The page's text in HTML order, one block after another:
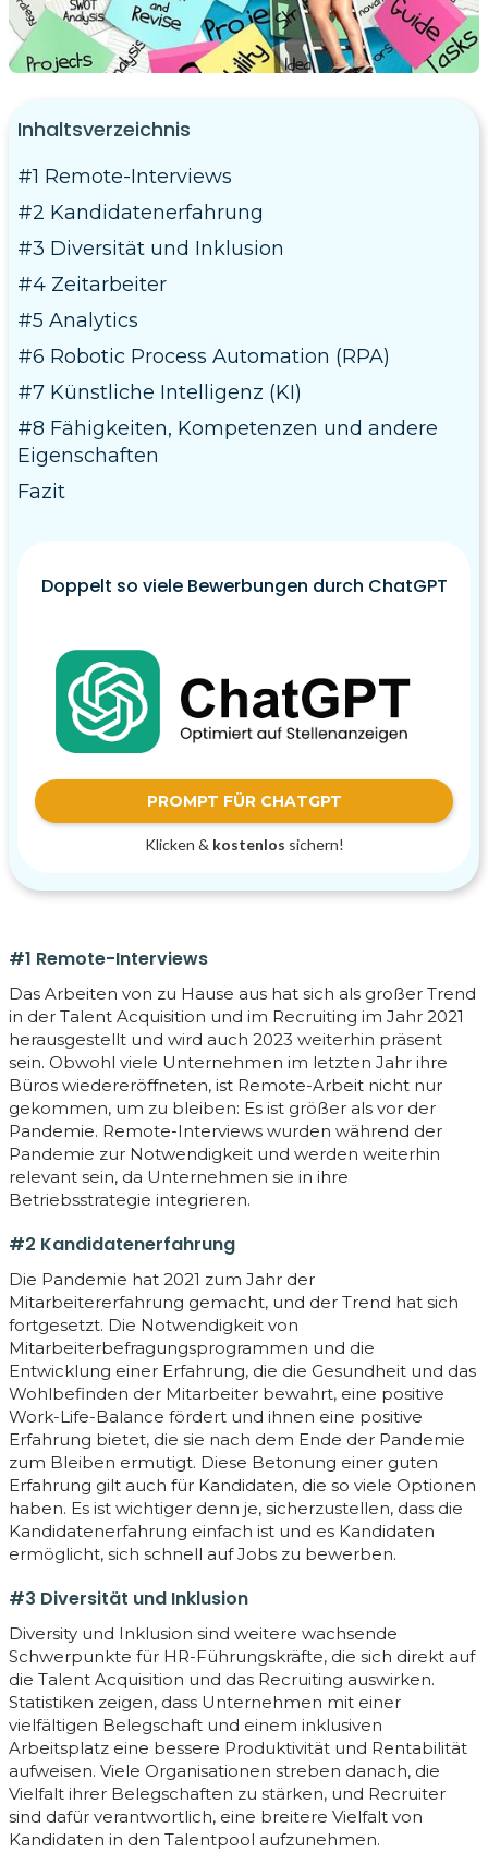
Inhaltsverzeichnis
#1 Remote-Interviews
#2 Kandidatenerfahrung
#3 Diversität und Inklusion
#4 Zeitarbeiter
#5 Analytics
#6 Robotic Process Automation (RPA)
#7 Künstliche Intelligenz (KI)
#8 Fähigkeiten, Kompetenzen und andere
Eigenschaften
Fazit
Doppelt so viele Bewerbungen durch ChatGPT
PROMPT FÜR CHATGPT
Klicken & kostenlos sichern!
#1 Remote-Interviews
Das Arbeiten von zu Hause aus hat sich als großer Trend
in der Talent Acquisition und im Recruiting im Jahr 2021
herausgestellt und wird auch 2023 weiterhin präsent
sein. Obwohl viele Unternehmen im letzten Jahr ihre
Büros wiedereröffneten, ist Remote-Arbeit nicht nur
gekommen, um zu bleiben: Es ist größer als vor der
Pandemie. Remote-Interviews wurden während der
Pandemie zur Notwendigkeit und werden weiterhin
relevant sein, da Unternehmen sie in ihre
Betriebsstrategie integrieren.
#2 Kandidatenerfahrung
Die Pandemie hat 2021 zum Jahr der
Mitarbeitererfahrung gemacht, und der Trend hat sich
fortgesetzt. Die Notwendigkeit von
Mitarbeiterbefragungsprogrammen und die
Entwicklung einer Erfahrung, die die Gesundheit und das
Wohlbefinden der Mitarbeiter bewahrt, eine positive
Work-Life-Balance fördert und ihnen eine positive
Erfahrung bietet, die sie nach dem Ende der Pandemie
zum Bleiben ermutigt. Diese Betonung einer guten
Erfahrung gilt auch für Kandidaten, die so viele Optionen
haben. Es ist wichtiger denn je, sicherzustellen, dass die
Kandidatenerfahrung einfach ist und es Kandidaten
ermöglicht, sich schnell auf Jobs zu bewerben.
#3 Diversität und Inklusion
Diversity und Inklusion sind weitere wachsende
Schwerpunkte für HR-Führungskräfte, die sich direkt auf
die Talent Acquisition und das Recruiting auswirken.
Statistiken zeigen, dass Unternehmen mit einer
vielfältigen Belegschaft und einem inklusiven
Arbeitsplatz eine bessere Produktivität und Rentabilität
aufweisen. Viele Organisationen streben danach, die
Vielfalt ihrer Belegschaften zu stärken, und Recruiter
sind dafür verantwortlich, eine breitere Vielfalt von
Kandidaten in den Talentpool aufzunehmen.